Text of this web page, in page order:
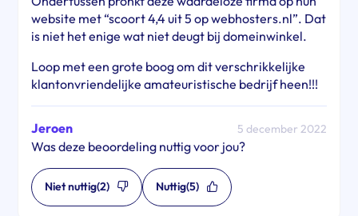
website met “scoort 4,4 uit 5 op webhosters.nl”. Dat
is niet het enige wat niet deugt bij domeinwinkel.
Loop met een grote boog om dit verschrikkelijke
klantonvriendelijke amateuristische bedrijf heen!!!
Jeroen 5 december 2022
Was deze beoordeling nuttig voor jou?
Niet nuttig(2) Nuttig(5)